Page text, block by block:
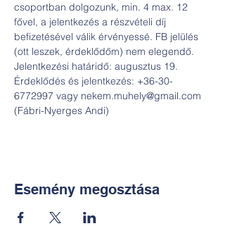
csoportban dolgozunk, min. 4 max. 12
fővel, a jelentkezés a részvételi díj
befizetésével válik érvényessé. FB jelülés
(ott leszek, érdeklődőm) nem elegendő.
Jelentkezési határidő: augusztus 19.
Érdeklődés és jelentkezés: +36-30-
6772997 vagy nekem.muhely@gmail.com
(Fábri-Nyerges Andi)
Esemény megosztása